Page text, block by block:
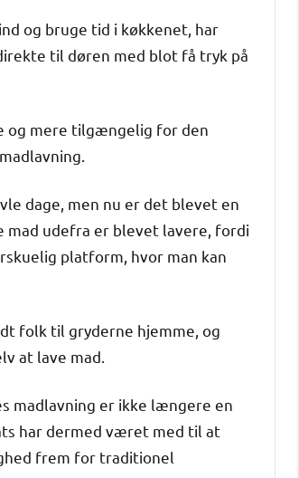
og bruge tid i køkkenet, har
til døren med blot få tryk på
og mere tilgængelig for den
dage, men nu er det blevet en
udefra er blevet lavere, fordi
platform, hvor man kan
folk til gryderne hjemme, og
at lave mad.
madlavning er ikke længere en
har dermed været med til at
frem for traditionel